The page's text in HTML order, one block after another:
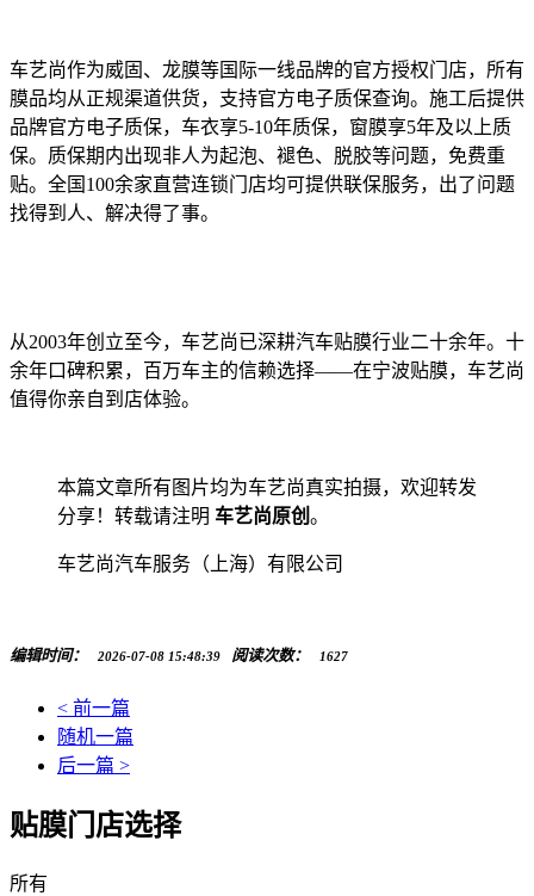
车艺尚作为威固、龙膜等国际一线品牌的官方授权门店，所有
膜品均从正规渠道供货，支持官方电子质保查询。施工后提供
品牌官方电子质保，车衣享5-10年质保，窗膜享5年及以上质
保。质保期内出现非人为起泡、褪色、脱胶等问题，免费重
贴。全国100余家直营连锁门店均可提供联保服务，出了问题
找得到人、解决得了事。
从2003年创立至今，车艺尚已深耕汽车贴膜行业二十余年。十
余年口碑积累，百万车主的信赖选择——在宁波贴膜，车艺尚
值得你亲自到店体验。
本篇文章所有图片均为车艺尚真实拍摄，欢迎转发
分享！转载请注明 车艺尚原创 。
车艺尚汽车服务（上海）有限公司
编辑时间： 2026-07-08 15:48:39 阅读次数： 1627
< 前一篇
随机一篇
后一篇 >
贴膜门店选择
所有